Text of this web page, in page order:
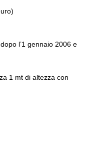
l’1 gennaio 2006 e
1 mt di altezza con